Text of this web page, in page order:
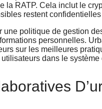
la RATP. Cela inclut le
restent
une politique de gestion
personnelles.
sur les meilleures
dans le